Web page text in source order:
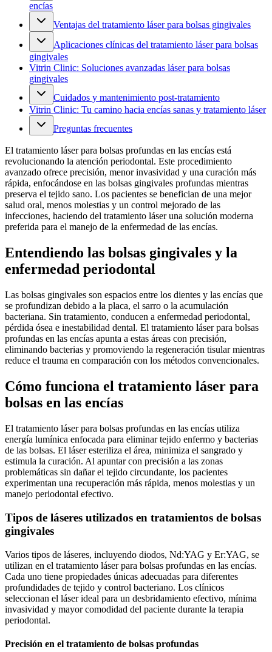
encías
Ventajas del tratamiento láser para bolsas gingivales
Aplicaciones clínicas del tratamiento láser para bolsas
gingivales
Vitrin Clinic: Soluciones avanzadas láser para bolsas
gingivales
Cuidados y mantenimiento post-tratamiento
Vitrin Clinic: Tu camino hacia encías sanas y tratamiento láser
Preguntas frecuentes
El tratamiento láser para bolsas profundas en las encías está
revolucionando la atención periodontal. Este procedimiento
avanzado ofrece precisión, menor invasividad y una curación más
rápida, enfocándose en las bolsas gingivales profundas mientras
preserva el tejido sano. Los pacientes se benefician de una mejor
salud oral, menos molestias y un control mejorado de las
infecciones, haciendo del tratamiento láser una solución moderna
preferida para el manejo de la enfermedad de las encías.
Entendiendo las bolsas gingivales y la
enfermedad periodontal
Las bolsas gingivales son espacios entre los dientes y las encías que
se profundizan debido a la placa, el sarro o la acumulación
bacteriana. Sin tratamiento, conducen a enfermedad periodontal,
pérdida ósea e inestabilidad dental. El tratamiento láser para bolsas
profundas en las encías apunta a estas áreas con precisión,
eliminando bacterias y promoviendo la regeneración tisular mientras
reduce el trauma en comparación con los métodos convencionales.
Cómo funciona el tratamiento láser para
bolsas en las encías
El tratamiento láser para bolsas profundas en las encías utiliza
energía lumínica enfocada para eliminar tejido enfermo y bacterias
de las bolsas. El láser esteriliza el área, minimiza el sangrado y
estimula la curación. Al apuntar con precisión a las zonas
problemáticas sin dañar el tejido circundante, los pacientes
experimentan una recuperación más rápida, menos molestias y un
manejo periodontal efectivo.
Tipos de láseres utilizados en tratamientos de bolsas
gingivales
Varios tipos de láseres, incluyendo diodos, Nd:YAG y Er:YAG, se
utilizan en el tratamiento láser para bolsas profundas en las encías.
Cada uno tiene propiedades únicas adecuadas para diferentes
profundidades de tejido y control bacteriano. Los clínicos
seleccionan el láser ideal para un desbridamiento efectivo, mínima
invasividad y mayor comodidad del paciente durante la terapia
periodontal.
Precisión en el tratamiento de bolsas profundas